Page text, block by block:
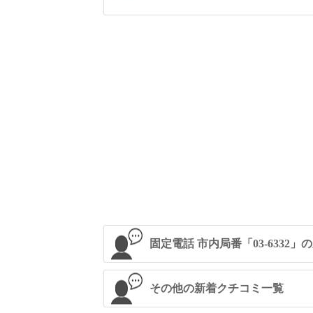
固定電話 市内局番「03-6332」
その他の新着クチコミ一覧